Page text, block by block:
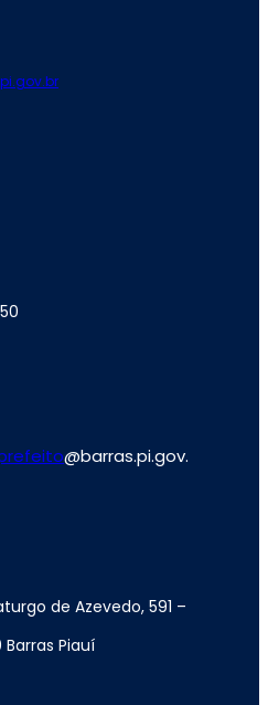
@barras.pi.gov.
de Azevedo, 591 –
Barras Piauí